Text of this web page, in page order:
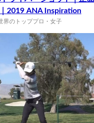
2019 ANA Inspiration
界のトッププロ・女子